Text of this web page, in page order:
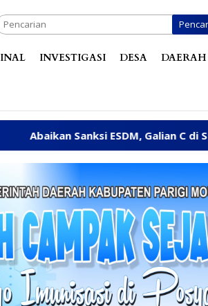
INVESTIGASI DESA DAERAH
ESDM, Galian C di Sungai Baliara